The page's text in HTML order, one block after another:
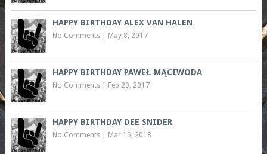
HAPPY BIRTHDAY ALEX VAN HALEN
No Comments| May 8, 2017
HAPPY BIRTHDAY PAWEŁ MĄCIWODA
No Comments| Feb 20, 2017
HAPPY BIRTHDAY DEE SNIDER
No Comments| Mar 15, 2018